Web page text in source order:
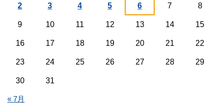
« 7月
2 3 4 5 6 7 8
9 10 11 12 13 14 15
16 17 18 19 20 21 22
23 24 25 26 27 28 29
30 31